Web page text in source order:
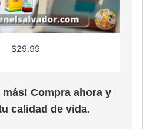
$29.99
más! Compra ahora y
calidad de vida.